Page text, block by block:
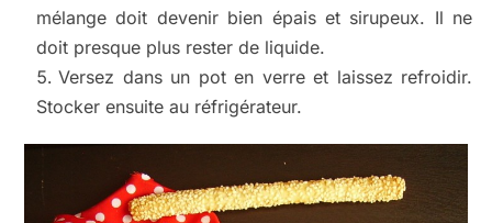
mélange doit devenir bien épais et sirupeux. Il ne
doit presque plus rester de liquide.
Versez dans un pot en verre et laissez refroidir.
Stocker ensuite au réfrigérateur.